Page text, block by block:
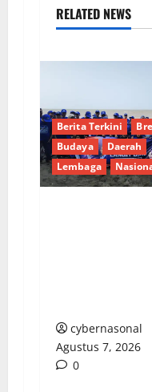
RELATED NEWS
Berita Terkini
Budaya
Daerah
Lembaga
cybernasonal
Agustus 7, 2026
0